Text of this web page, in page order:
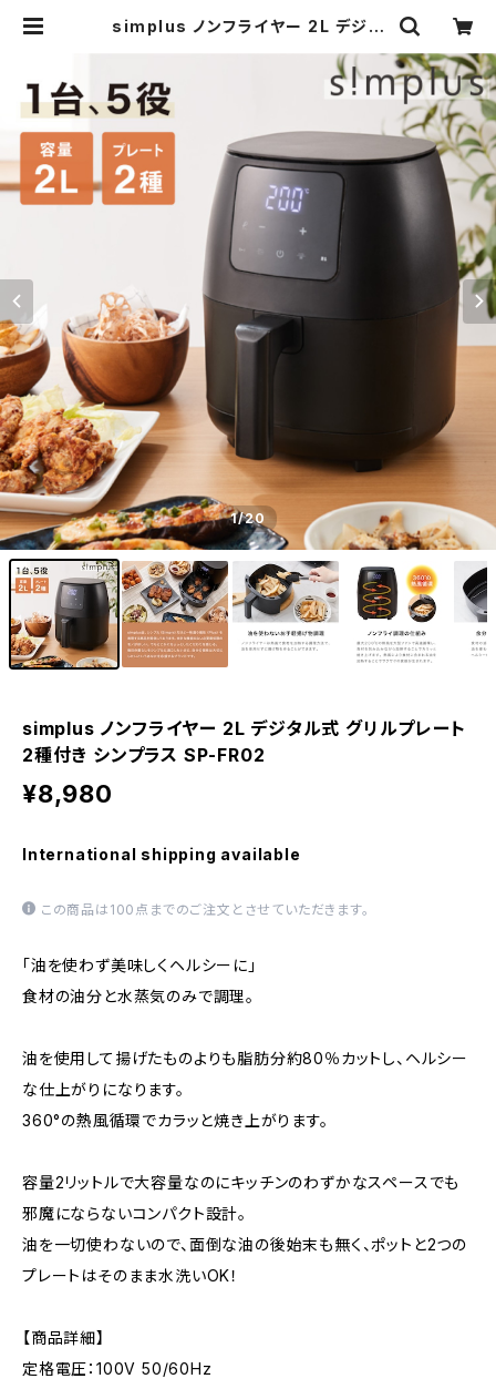
simplus ノンフライヤー 2L デジタ
ス SP-FR02 | simplus シンプラス
1/20
simplus ノンフライヤー 2L デジタル式 グリルプレート
2種付き シンプラス SP-FR02
¥8,980
International shipping available
この商品は100点までのご注文とさせていただきます。
「油を使わず美味しくヘルシーに」
食材の油分と水蒸気のみで調理。
油を使用して揚げたものよりも脂肪分約80％カットし、ヘルシー
な仕上がりになります。
360°の熱風循環でカラッと焼き上がります。
容量2リットルで大容量なのにキッチンのわずかなスペースでも
邪魔にならないコンパクト設計。
油を一切使わないので、面倒な油の後始末も無く、ポットと2つの
プレートはそのまま水洗いOK！
【商品詳細】
定格電圧：100V 50/60Hz